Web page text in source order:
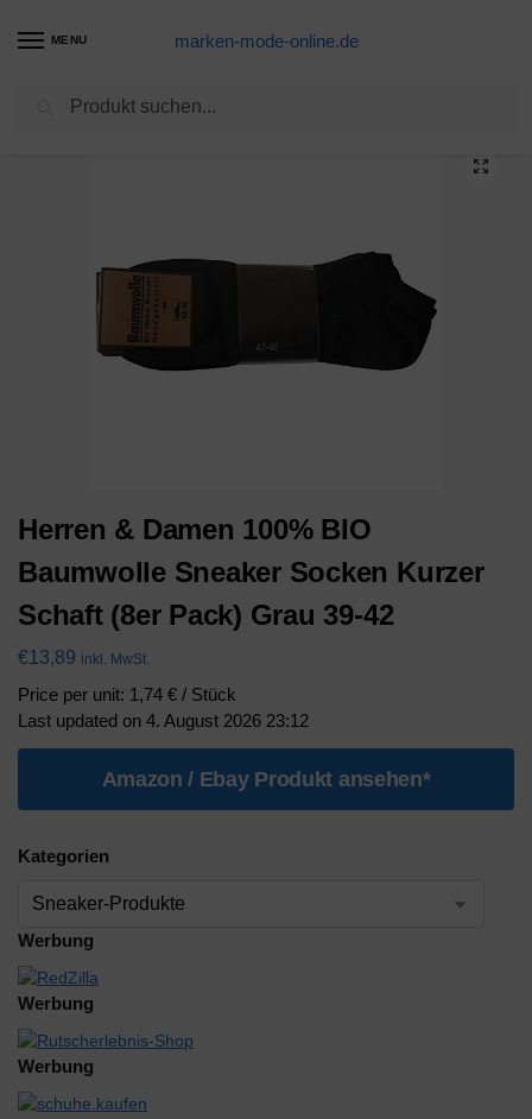
MENU marken-mode-online.de
Sneaker-Produkte / Herren & Damen 100% BIO Baumwolle Sneaker Socken Kurzer Schaft (8er Pack) Grau 39-42
Herren & Damen 100% BIO
Baumwolle Sneaker Socken Kurzer
Schaft (8er Pack) Grau 39-42
€13,89 inkl. MwSt.
Price per unit: 1,74 € / Stück
Last updated on 4. August 2026 23:12
Amazon / Ebay Produkt ansehen*
Kategorien
Werbung
Werbung
Werbung